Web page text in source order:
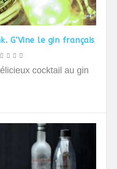
G’Vine le gin français
cocktail au gin